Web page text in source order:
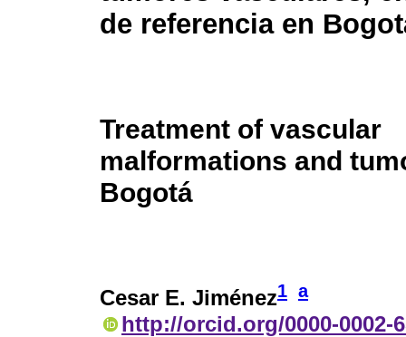
de referencia en
Treatment of vascular
malformations and
Bogotá
Cesar E. Jiménez1 a
http://orcid.org/0000-0002-